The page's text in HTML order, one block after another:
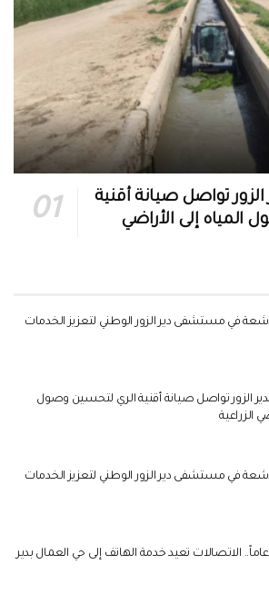
الزور تواصل صيانة أقنية
إلى الأراضي
في مستشفى دير الزور الوطني لتعزيز الخدمات
بدير الزور تواصل صيانة أقنية الري لتحسين وصول
الزراعية
في مستشفى دير الزور الوطني لتعزيز الخدمات
بعد انقطاع 14 عاماً.. الاتصالات تعيد خدمة الهاتف إلى حي العمال بدير